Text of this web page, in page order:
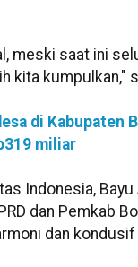
meski saat ini
kita kumpulkan,"
di Kabupaten
miliar
Indonesia, Bayu
dan Pemkab
dan